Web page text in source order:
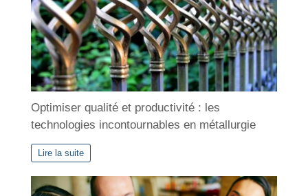
Optimiser qualité et productivité : les
technologies incontournables en métallurgie
Lire la suite